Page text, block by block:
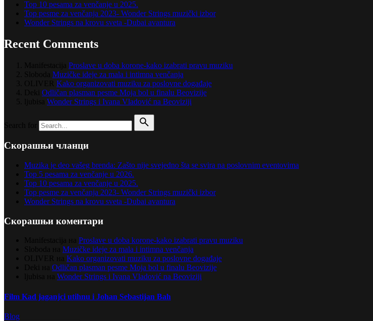
Top 10 pesama za venčanje u 2025.
Top pesme za venčanja 2023- Wonder Strings muzički izbor
Wonder Strings na krovu sveta -Dubai avantura
Recent Comments
Proslave u doba korone-kako izabrati pravu muziku
Muzičke ideje za mala i intimna venčanja
Kako organizovati muziku za poslovne događaje
Odličan plasman pesme Moja bol u finalu Beovizije
Wonder Strings i Ivana Vladović na Beoviziji
Скорашњи чланци
Muzika je deo vašeg brenda: Zašto nije svejedno šta se svira na poslovnim eventovima
Top 5 pesama za venčanje u 2026.
Top 10 pesama za venčanje u 2025.
Top pesme za venčanja 2023- Wonder Strings muzički izbor
Wonder Strings na krovu sveta -Dubai avantura
Скорашњи коментари
Proslave u doba korone-kako izabrati pravu muziku
Muzičke ideje za mala i intimna venčanja
Kako organizovati muziku za poslovne događaje
Odličan plasman pesme Moja bol u finalu Beovizije
Wonder Strings i Ivana Vladović na Beoviziji
Film Kad jaganjci utihnu i Johan Sebastijan Bah
Blog